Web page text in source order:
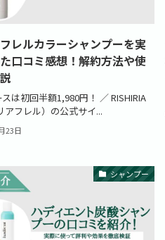
レルカラーシャンプーを実
口コミ感想！解約方法や使
は初回半額1,980円！ ／ RISHIRIA
アフレル）の公式サイ...
23日
シャンプー